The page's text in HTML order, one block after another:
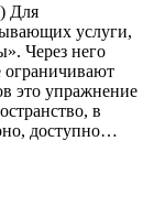
Для
услуги,
Через него
ограничивают
это упражнение
в
доступно…